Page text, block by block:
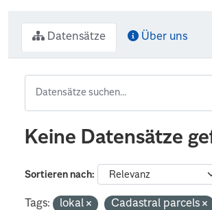
Datensätze Über uns
Keine Datensätze
Sortieren nach
Tags: lokal
Cadastral parcels